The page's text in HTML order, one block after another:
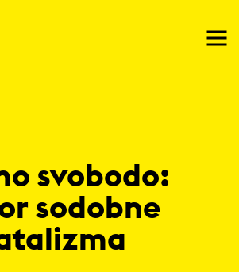
svobodo:
sodobne